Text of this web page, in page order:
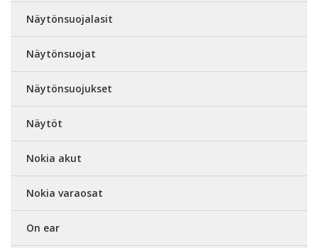
Näytönsuojalasit
Näytönsuojat
Näytönsuojukset
Näytöt
Nokia akut
Nokia varaosat
On ear